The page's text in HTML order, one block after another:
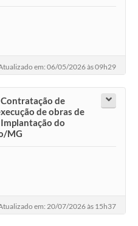
em: 06/05/2026 às 09h29
de
de obras de
do
MG
em: 20/07/2026 às 15h37